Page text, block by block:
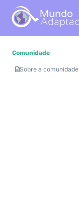
Comunidade
Sobre a comunidade